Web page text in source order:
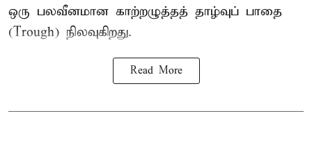
ஒரு பலவீனமான காற்றழுத்தத் தாழ்வுப் பாதை
(Trough) நிலவுகிறது.
Read More